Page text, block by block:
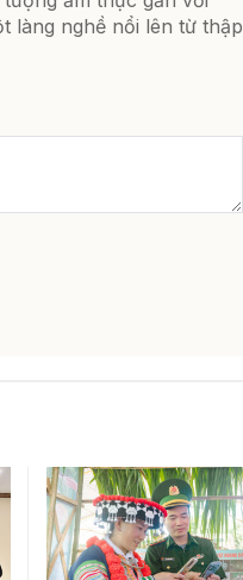
làng nghề nổi lên từ thập